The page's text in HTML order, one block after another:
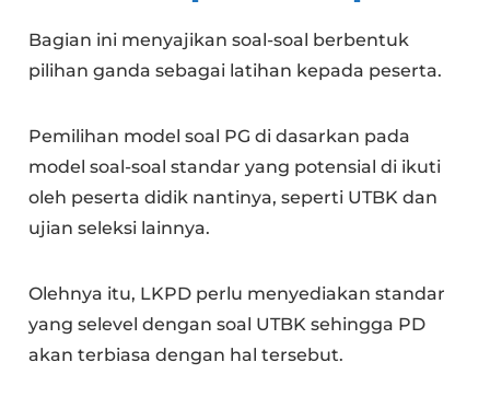
Bagian ini menyajikan soal-soal berbentuk
pilihan ganda sebagai latihan kepada peserta.
Pemilihan model soal PG di dasarkan pada
model soal-soal standar yang potensial di ikuti
oleh peserta didik nantinya, seperti UTBK dan
ujian seleksi lainnya.
Olehnya itu, LKPD perlu menyediakan standar
yang selevel dengan soal UTBK sehingga PD
akan terbiasa dengan hal tersebut.